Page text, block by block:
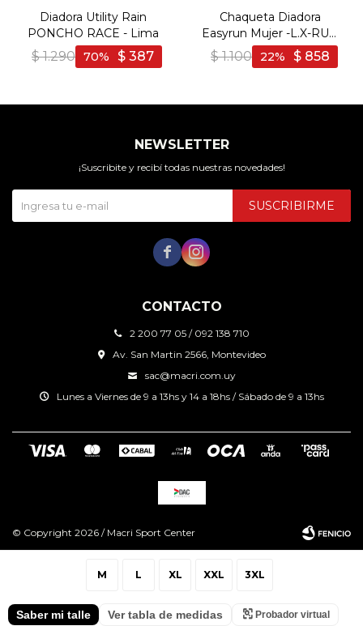
M L XL XXL 3XL
Saber mi talle Ver tabla de medidas Probador virtual
Diadora Utility Rain
PONCHO RACE - Lima
$ 1.290 $ 387
70
Chaqueta Diadora
Easyrun Mujer -L.X-RUN
JACKET Polyester. - Azul
$ 1.100 $ 858
22
CONTACTO
2 200 77 05 / 092 138 710
Av. San Martin 2566, Montevideo
sac@macri.com.uy
Lunes a Viernes de 9 a 13hs y 14 a 18hs / Sábado de 9 a 13hs
NEWSLETTER
¡Suscribite y recibí todas nuestras novedades!
SUSCRIBIRME
 
© Copyright 2026 / Macri Sport Center